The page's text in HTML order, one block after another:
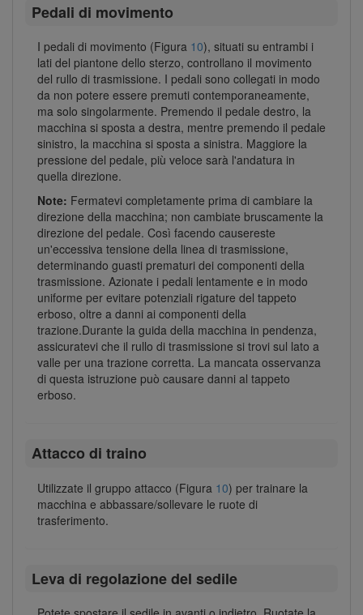
Pedali di movimento
I pedali di movimento (Figura 10), situati su entrambi i
lati del piantone dello sterzo, controllano il movimento
del rullo di trasmissione. I pedali sono collegati in modo
da non potere essere premuti contemporaneamente,
ma solo singolarmente. Premendo il pedale destro, la
macchina si sposta a destra, mentre premendo il pedale
sinistro, la macchina si sposta a sinistra. Maggiore la
pressione del pedale, più veloce sarà l'andatura in
quella direzione.
Note: Fermatevi completamente prima di cambiare la
direzione della macchina; non cambiate bruscamente la
direzione del pedale. Così facendo causereste
un'eccessiva tensione della linea di trasmissione,
determinando guasti prematuri dei componenti della
trasmissione. Azionate i pedali lentamente e in modo
uniforme per evitare potenziali rigature del tappeto
erboso, oltre a danni ai componenti della
trazione.Durante la guida della macchina in pendenza,
assicuratevi che il rullo di trasmissione si trovi sul lato a
valle per una trazione corretta. La mancata osservanza
di questa istruzione può causare danni al tappeto
erboso.
Attacco di traino
Utilizzate il gruppo attacco (Figura 10) per trainare la
macchina e abbassare/sollevare le ruote di
trasferimento.
Leva di regolazione del sedile